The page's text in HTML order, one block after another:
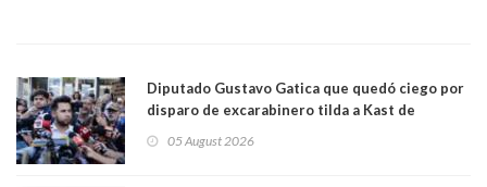
Diputado Gustavo Gatica que quedó ciego por
disparo de excarabinero tilda a Kast de
absolución del exuniformado. Presidente DC
05 August 2026